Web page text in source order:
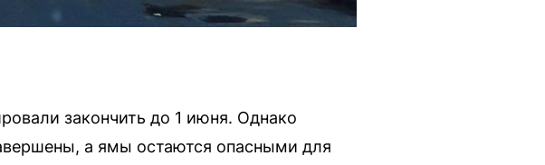
закончить до 1 июня. Однако
а ямы остаются опасными для